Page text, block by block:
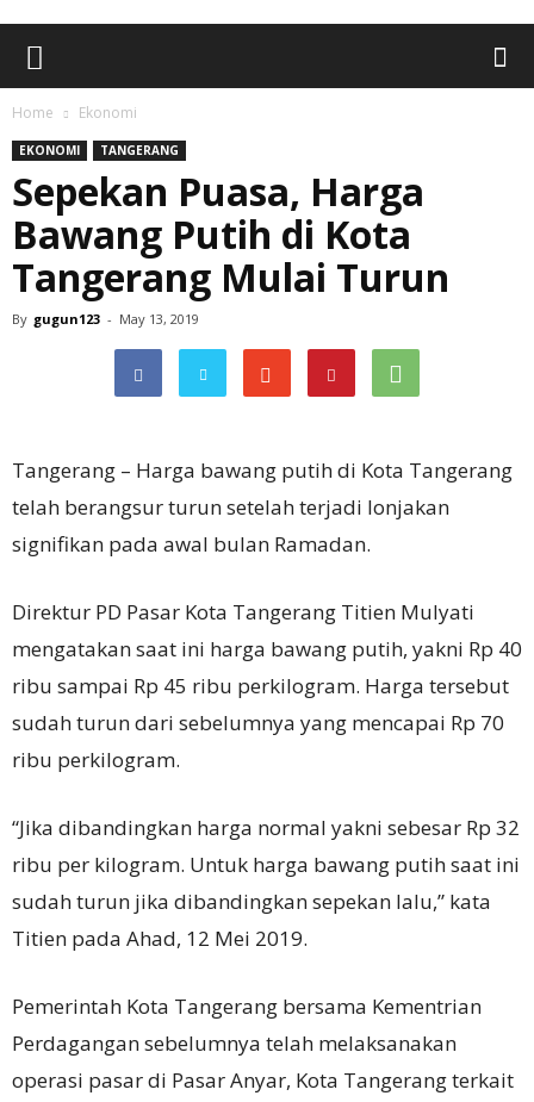
Home Ekonomi
EKONOMI TANGERANG
Sepekan Puasa, Harga
Bawang Putih di Kota
Tangerang Mulai Turun
By gugun123 - May 13, 2019
Tangerang – Harga bawang putih di Kota Tangerang
telah berangsur turun setelah terjadi lonjakan
signifikan pada awal bulan Ramadan.
Direktur PD Pasar Kota Tangerang Titien Mulyati
mengatakan saat ini harga bawang putih, yakni Rp 40
ribu sampai Rp 45 ribu perkilogram. Harga tersebut
sudah turun dari sebelumnya yang mencapai Rp 70
ribu perkilogram.
“Jika dibandingkan harga normal yakni sebesar Rp 32
ribu per kilogram. Untuk harga bawang putih saat ini
sudah turun jika dibandingkan sepekan lalu,” kata
Titien pada Ahad, 12 Mei 2019.
Pemerintah Kota Tangerang bersama Kementrian
Perdagangan sebelumnya telah melaksanakan
operasi pasar di Pasar Anyar, Kota Tangerang terkait